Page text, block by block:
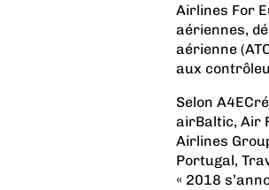
Airlines For
aériennes,
aérienne
aux
Selon A4E
airBaltic, Air
Airlines
Portugal,
« 2018